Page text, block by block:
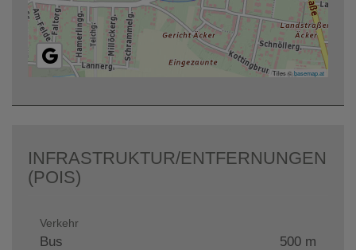
Tiles ©basemap.at
INFRASTRUKTUR/ENTFERNUNGEN
(POIS)
Verkehr
Bus
500 m